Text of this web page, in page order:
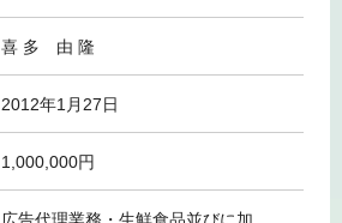
喜 多 由 隆
2012年1月27日
1,000,000円